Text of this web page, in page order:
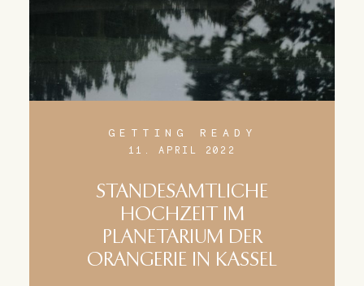
GETTING READY
11. APRIL 2022
STANDESAMTLICHE
HOCHZEIT IM
PLANETARIUM DER
ORANGERIE IN KASSEL